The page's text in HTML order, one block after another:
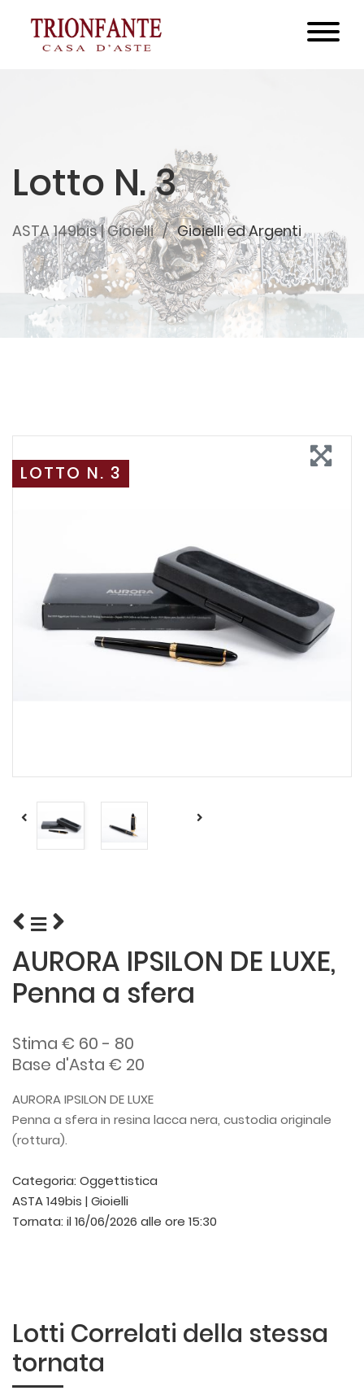
Lotto N. 3
ASTA 149bis | Gioielli Gioielli ed Argenti
LOTTO N. 3
AURORA IPSILON DE LUXE,
Penna a sfera
Stima € 60 - 80
Base d'Asta € 20
AURORA IPSILON DE LUXE
Penna a sfera in resina lacca nera, custodia originale
(rottura).
Categoria: Oggettistica
ASTA 149bis | Gioielli
Tornata: il 16/06/2026 alle ore 15:30
Lotti Correlati della stessa
tornata